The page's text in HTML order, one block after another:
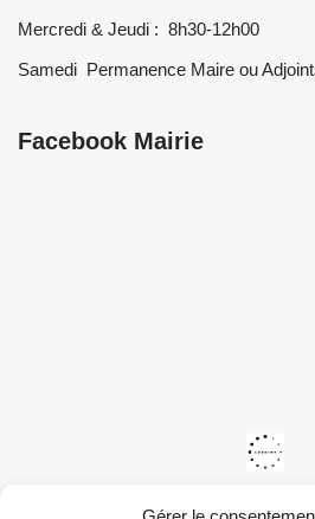
Mercredi & Jeudi : 8h30-12h00
Samedi Permanence Maire ou
Facebook Mairie